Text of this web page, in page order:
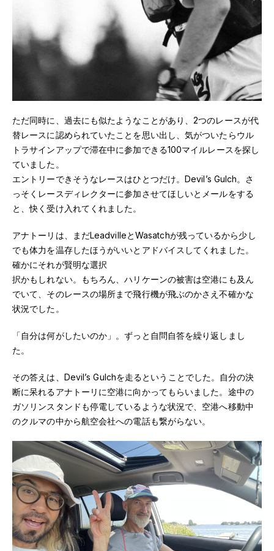
ただ同時に、過去にも似たようなことがあり、2つのレースが代
替レースに認められていたことを思い出し、気がついたらウル
トラサインアップで滞在中に参加できる100マイルレースを探し
ていました。
エントリーできそうなレースはひとつだけ。Devil’s Gulch。さ
っそくレースディレクターに参加させてほしいとメールをする
と、快く受け入れてくれました。
アナトーリは、まだLeadvilleとWasatchが残っているから少し
でも体力を温存したほうがいいとアドバイスしてくれました。
確かにそれが賢明な選択
択かもしれない。もちろん、ハリケーンの被害は空港にも及ん
でいて、そのレースの場所まで飛行機が飛ぶのかさえ不確かな
状況でした。
「自分は何がしたいのか」。ずっと自問自答を繰り返しまし
た。
その答えは、Devil’s Gulchを走るということでした。自分の決
断に呆れるアナトーリに空港に向かってもらいました。途中の
ガソリンスタンドも停電しているような状況で、空港へ移動中
のクルマの中から航空会社への電話も繋がらない。